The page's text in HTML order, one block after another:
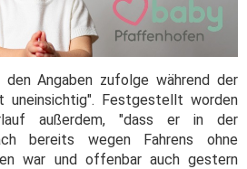
Angaben zufolge während der
uneinsichtig". Festgestellt worden
außerdem, "dass er in der
bereits wegen Fahrens ohne
war und offenbar auch gestern